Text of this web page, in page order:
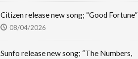
Citizen release new song; “Good Fortune”
08/04/2026
Sunfo release new song; “The Numbers,